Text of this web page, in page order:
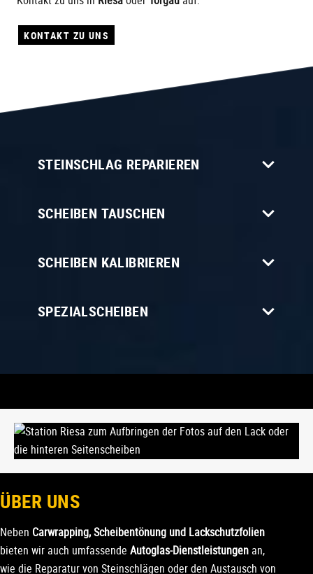
KONTAKT ZU UNS
STEINSCHLAG REPARIEREN
SCHEIBEN TAUSCHEN
SCHEIBEN KALIBRIEREN
SPEZIALSCHEIBEN
ÜBER UNS
Neben Carwrapping, Scheibentönung und Lackschutzfolien
bieten wir auch umfassende Autoglas-Dienstleistungen an,
wie die Reparatur von Steinschlägen oder den Austausch von